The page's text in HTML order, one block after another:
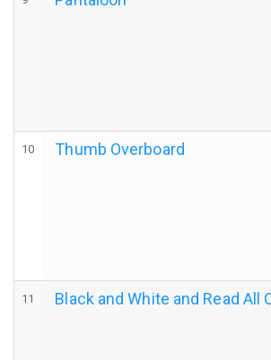
10 Thumb Overboard
11 Black and White and Read All